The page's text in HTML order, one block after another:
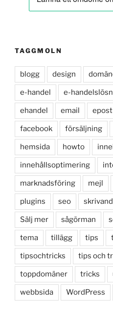
TAGGMOLN
blogg design
e-handel e-
ehandel email epost
facebook försäljning
hemsida howto
innehållsoptimering
marknadsföring mejl
plugins seo
Sälj mer sågörman
tema tillägg tips
tipsochtricks tips och
toppdomäner tricks
webbsida WordPress